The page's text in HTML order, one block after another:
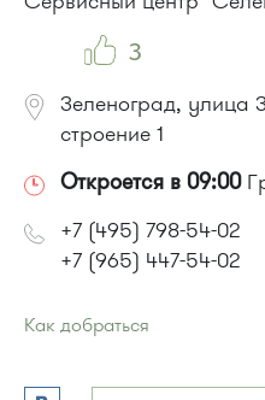
3
Зеленоград, улица
строение 1
Откроется в 09:00
+7 (495) 798-54-02
+7 (965) 447-54-02
Как добраться
Автобус № 20.